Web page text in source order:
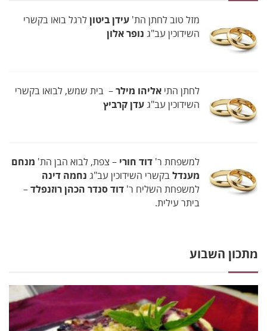
מזל טוב לחתן הת' עידן ביטוןלרגל בואו בקשרי
השידוכין עב"ג נופר אלון
לחתן התי אליהו מילר– בית שמש, לבואו בקשרי
השידוכין עב"געדן קרביץ
למשפחת ר' דוד חורי – צפת, לבוא הבן הת' מנחם
מענדלבקשרי השידוכין עב"ג נחמה דינה
למשפחת השליח ר' דוד סנדר הכהן רוזנפלד–
ביתר עילית.
מתכון השבוע